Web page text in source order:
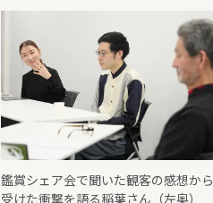
鑑賞シェア会で聞いた観客の感想から
受けた衝撃を語る稲葉さん（左奥）